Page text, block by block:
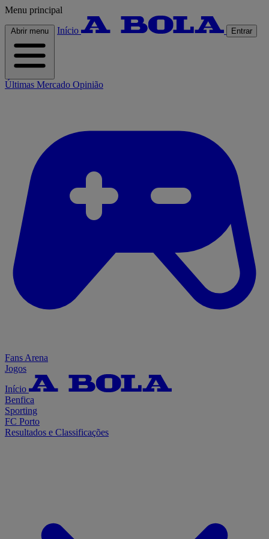
Menu principal
Abrir menu Início Entrar
Últimas Mercado Opinião
Fans Arena
Jogos
Início
Benfica
Sporting
FC Porto
Resultados e Classificações